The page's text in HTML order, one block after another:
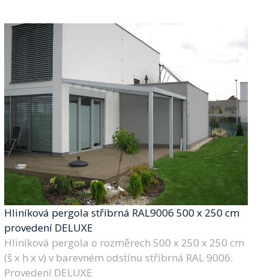
Hliníková pergola stříbrná RAL9006 500 x 250 cm
provedení DELUXE
Hliníková pergola o rozměrech 500 x 250 x 250 cm
(š x h x v) v barevném odstínu stříbrná RAL 9006.
Provedení DELUXE